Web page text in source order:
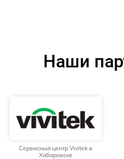
Наши
Сервисный центр Vivitek в
Хабаровске